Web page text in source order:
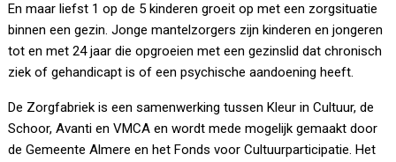
En maar liefst 1 op de 5 kinderen groeit op met een zorgsituatie
binnen een gezin. Jonge mantelzorgers zijn kinderen en jongeren
tot en met 24 jaar die opgroeien met een gezinslid dat chronisch
ziek of gehandicapt is of een psychische aandoening heeft.
De Zorgfabriek is een samenwerking tussen Kleur in Cultuur, de
Schoor, Avanti en VMCA en wordt mede mogelijk gemaakt door
de Gemeente Almere en het Fonds voor Cultuurparticipatie. Het